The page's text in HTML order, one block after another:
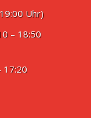
Uhr)
– 18:50
17:20